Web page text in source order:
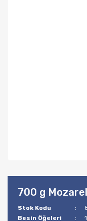
700 g
Stok Kodu
Besin Öğeleri